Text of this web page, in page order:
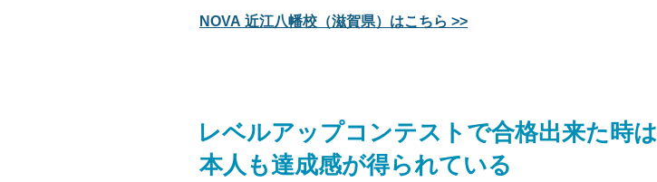
NOVA 近江八幡校（滋賀県）はこちら >>
レベルアップコンテストで合格出来た時は
本人も達成感が得られている